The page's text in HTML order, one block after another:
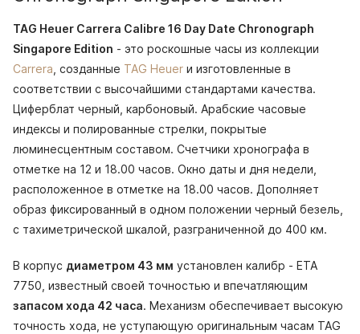
TAG Heuer Carrera Calibre 16 Day Date Chronograph
Singapore Edition - это роскошные часы из коллекции
Carrera , созданные TAG Heuer и изготовленные в
соответствии с высочайшими стандартами качества.
Циферблат черный, карбоновый. Арабские часовые
индексы и полированные стрелки, покрытые
люминесцентным составом. Счетчики хронографа в
отметке на 12 и 18.00 часов. Окно даты и дня недели,
расположенное в отметке на 18.00 часов. Дополняет
образ фиксированный в одном положении черный безель,
с тахиметрической шкалой, разграниченной до 400 км.
В корпус диаметром 43 мм установлен калибр - ETA
7750, известный своей точностью и впечатляющим
запасом хода 42 часа. Механизм обеспечивает высокую
точность хода, не уступающую оригинальным часам TAG